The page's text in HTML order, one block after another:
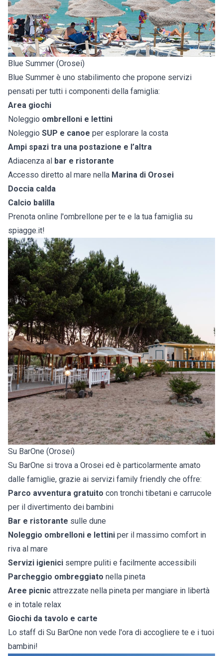
Blue Summer (Orosei)
Blue Summer è uno stabilimento che propone servizi
pensati per tutti i componenti della famiglia:
Area giochi
Noleggio ombrelloni e lettini
Noleggio SUP e canoe per esplorare la costa
Ampi spazi tra una postazione e l’altra
Adiacenza al bar e ristorante
Accesso diretto al mare nella Marina di Orosei
Doccia calda
Calcio balilla
Prenota online l'ombrellone per te e la tua famiglia su
spiagge.it!
Su BarOne (Orosei)
Su BarOne si trova a Orosei ed è particolarmente amato
dalle famiglie, grazie ai servizi family friendly che offre:
Parco avventura gratuito con tronchi tibetani e carrucole
per il divertimento dei bambini
Bar e ristorante sulle dune
Noleggio ombrelloni e lettini per il massimo comfort in
riva al mare
Servizi igienici sempre puliti e facilmente accessibili
Parcheggio ombreggiato nella pineta
Aree picnic attrezzate nella pineta per mangiare in libertà
e in totale relax
Giochi da tavolo e carte
Lo staff di Su BarOne non vede l'ora di accogliere te e i tuoi
bambini!